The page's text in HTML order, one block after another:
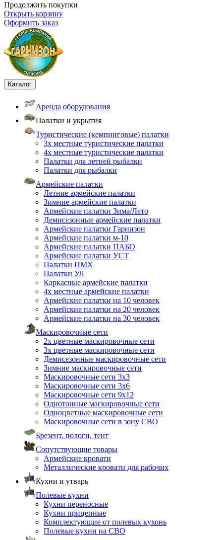
Продолжить покупки
Открыть корзину
Оформить заказ
Каталог
Аренда оборудования
Палатки и укрытия
Туристические (кемпинговые) палатки
3х местные туристические палатки
4х местные туристические палатки
Палатки для летней рыбалки
Палатки для рыбалки
Армейские палатки
Летние армейские палатки
Зимние армейские палатки
Армейские палатки Зима/Лето
Демисезонные армейские палатки
Армейские палатки Гарнизон
Армейские палатки м-10
Армейские палатки ПАБО
Армейские палатки УСТ
Палатки ПМХ
Палатки УЛ
Каркасные армейские палатки
4х местные армейские палатки
Армейские палатки на 10 человек
Армейские палатки на 20 человек
Армейские палатки на 30 человек
Маскировочные сети
2х цветные маскировочные сети
3х цветные маскировочные сети
Демисезонные маскировочные сети
Зимние маскировочные сети
Маскировочные сети 3х3
Маскировочные сети 3х6
Маскировочные сети 9х12
Однотонные маскировочные сети
Одноцветные маскировочные сети
Маскировочные сети в зону СВО
Брезент, пологи, тент
Сопутствующие товары
Армейские кровати
Металлические кровати для рабочих
Кухни и утварь
Полевые кухни
Кухни переносные
Кухни прицепные
Комплектующие от полевых кухонь
Полевые кухни на СВО